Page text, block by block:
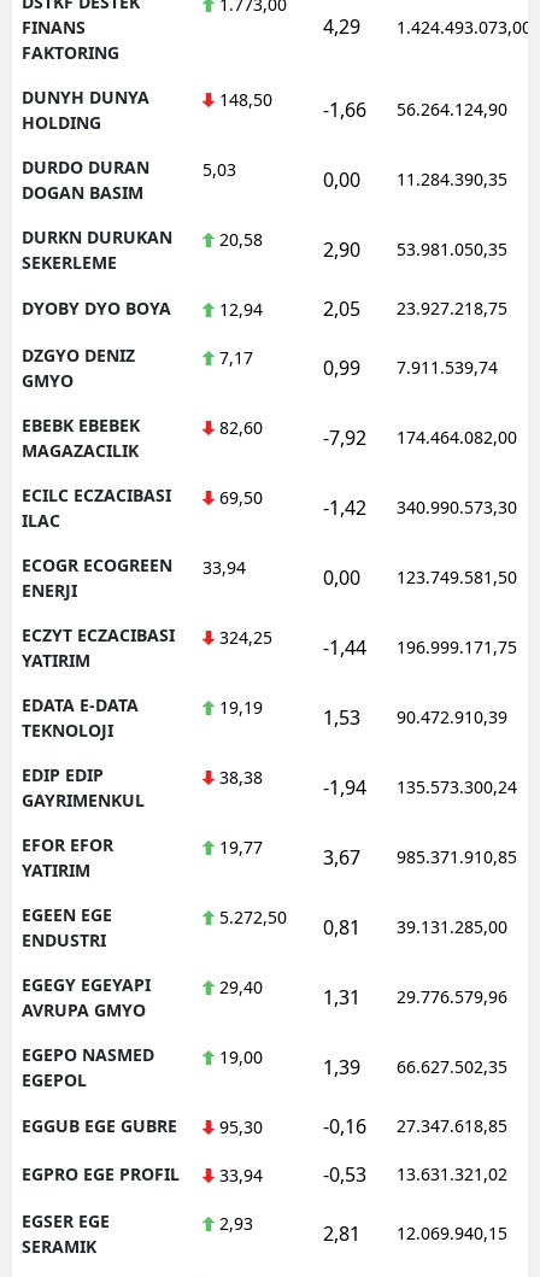
FINANS
FAKTORING
4,29 1.424.493.073,00
DUNYH DUNYA
HOLDING
148,50 -1,66 56.264.124,90
DURDO DURAN
DOGAN BASIM
5,03 0,00 11.284.390,35
DURKN DURUKAN
SEKERLEME
20,58 2,90 53.981.050,35
DYOBY DYO BOYA 12,94 2,05 23.927.218,75
DZGYO DENIZ
GMYO
7,17 0,99 7.911.539,74
EBEBK EBEBEK
MAGAZACILIK
82,60 -7,92 174.464.082,00
ECILC ECZACIBASI
ILAC
69,50 -1,42 340.990.573,30
ECOGR ECOGREEN
ENERJI
33,94 0,00 123.749.581,50
ECZYT ECZACIBASI
YATIRIM
324,25 -1,44 196.999.171,75
EDATA E-DATA
TEKNOLOJI
19,19 1,53 90.472.910,39
EDIP EDIP
GAYRIMENKUL
38,38 -1,94 135.573.300,24
EFOR EFOR
YATIRIM
19,77 3,67 985.371.910,85
EGEEN EGE
ENDUSTRI
5.272,50 0,81 39.131.285,00
EGEGY EGEYAPI
AVRUPA GMYO
29,40 1,31 29.776.579,96
EGEPO NASMED
EGEPOL
19,00 1,39 66.627.502,35
EGGUB EGE GUBRE 95,30 -0,16 27.347.618,85
EGPRO EGE PROFIL 33,94 -0,53 13.631.321,02
EGSER EGE
SERAMIK
2,93 2,81 12.069.940,15